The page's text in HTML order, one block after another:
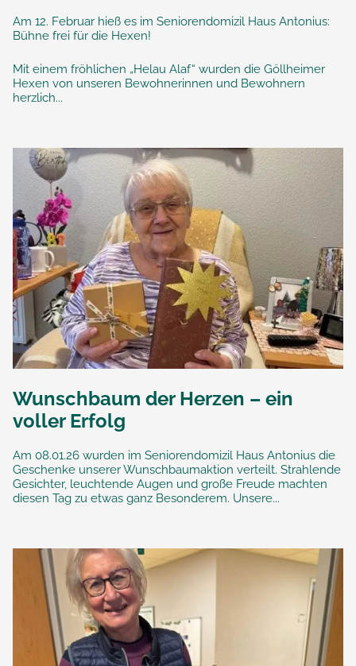
Am 12. Februar hieß es im Seniorendomizil Haus Antonius:
Bühne frei für die Hexen!
Mit einem fröhlichen „Helau Alaf“ wurden die Göllheimer
Hexen von unseren Bewohnerinnen und Bewohnern
herzlich...
Wunschbaum der Herzen – ein
voller Erfolg
Am 08.01.26 wurden im Seniorendomizil Haus Antonius die
Geschenke unserer Wunschbaumaktion verteilt. Strahlende
Gesichter, leuchtende Augen und große Freude machten
diesen Tag zu etwas ganz Besonderem. Unsere...